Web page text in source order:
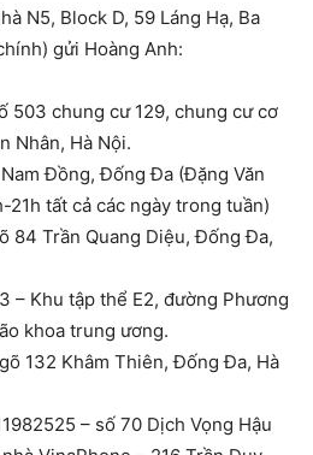
N5, Block D, 59 Láng Hạ, Ba
gửi Hoàng Anh:
503 chung cư 129, chung cư cơ
Nhân, Hà Nội.
Đồng, Đống Đa (Đặng Văn
21h tất cả các ngày trong tuần)
84 Trần Quang Diệu, Đống Đa,
– Khu tập thể E2, đường Phương
khoa trung ương.
132 Khâm Thiên, Đống Đa, Hà
– số 70 Dịch Vọng Hậu